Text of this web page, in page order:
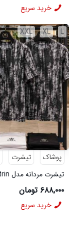
خرید سریع
L
XL
XXL
پوشاک
تیشرت
تیشرت مردانه مدل Katrin کد 6579
۶۸۸,۰۰۰ تومان
خرید سریع